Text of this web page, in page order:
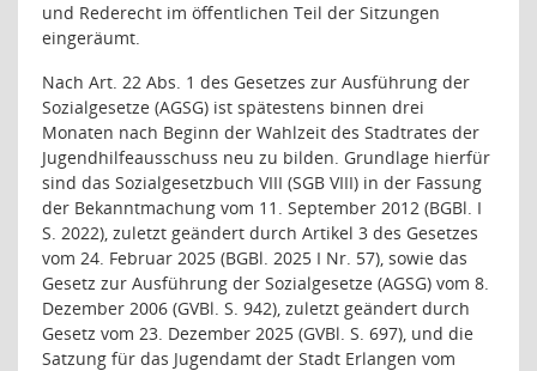
und Rederecht im öffentlichen Teil der Sitzungen
eingeräumt.
Nach Art. 22 Abs. 1 des Gesetzes zur Ausführung der
Sozialgesetze (AGSG) ist spätestens binnen drei
Monaten nach Beginn der Wahlzeit des Stadtrates der
Jugendhilfeausschuss neu zu bilden. Grundlage hierfür
sind das Sozialgesetzbuch VIII (SGB VIII) in der Fassung
der Bekanntmachung vom 11. September 2012 (BGBl. I
S. 2022), zuletzt geändert durch Artikel 3 des Gesetzes
vom 24. Februar 2025 (BGBl. 2025 I Nr. 57), sowie das
Gesetz zur Ausführung der Sozialgesetze (AGSG) vom 8.
Dezember 2006 (GVBl. S. 942), zuletzt geändert durch
Gesetz vom 23. Dezember 2025 (GVBl. S. 697), und die
Satzung für das Jugendamt der Stadt Erlangen vom